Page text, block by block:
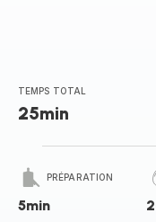
TEMPS TOTAL
25min
PRÉPARATION
5min